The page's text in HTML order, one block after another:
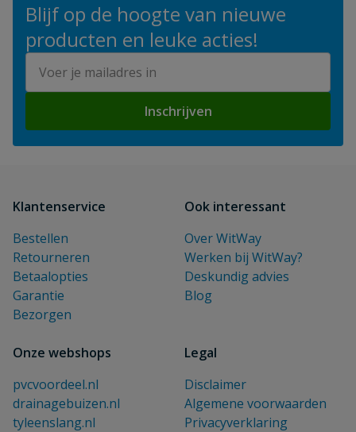
Blijf op de hoogte van nieuwe
producten en leuke acties!
Inschrijven
Klantenservice
Bestellen
Retourneren
Betaalopties
Garantie
Bezorgen
Ook interessant
Over WitWay
Werken bij WitWay?
Deskundig advies
Blog
Onze webshops
pvcvoordeel.nl
drainagebuizen.nl
tyleenslang.nl
Legal
Disclaimer
Algemene voorwaarden
Privacyverklaring